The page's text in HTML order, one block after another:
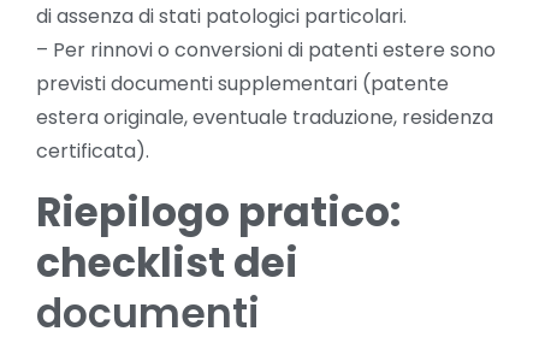
di assenza di stati patologici particolari.
– Per rinnovi o conversioni di patenti estere sono
previsti documenti supplementari (patente
estera originale, eventuale traduzione, residenza
certificata).
Riepilogo pratico:
checklist dei
documenti